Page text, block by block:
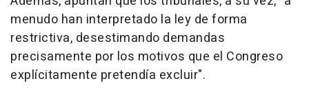
menudo han interpretado la ley de forma
restrictiva, desestimando demandas
precisamente por los motivos que el Congreso
explícitamente pretendía excluir".